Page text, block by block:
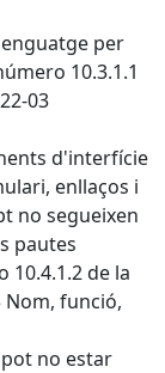
per
10.3.1.1
03
d'interfície
enllaços i
no segueixen
pautes
de la
Nom, funció,
no estar